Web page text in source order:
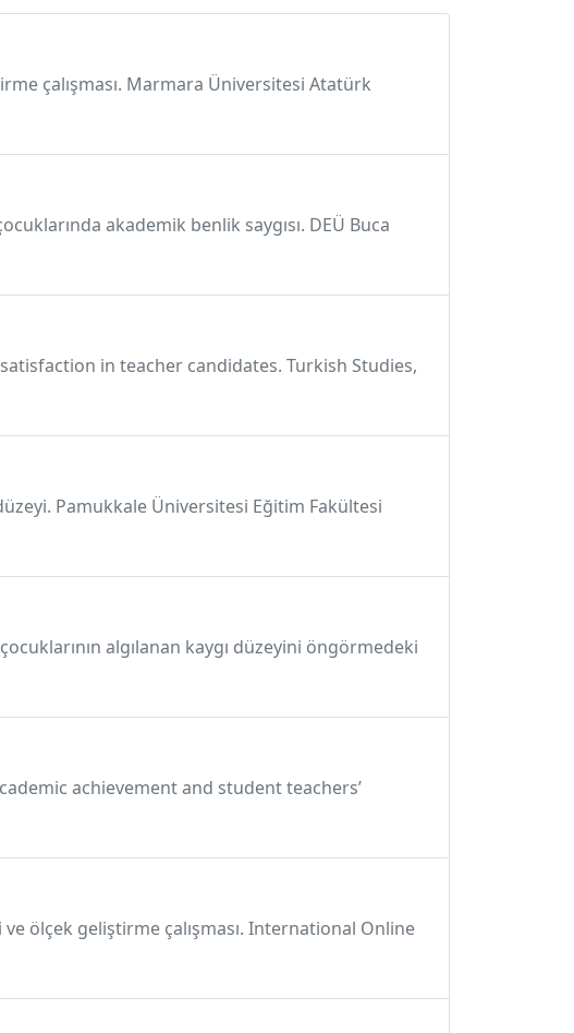
çalışması. Marmara Üniversitesi Atatürk
akademik benlik saygısı. DEÜ Buca
in teacher candidates. Turkish Studies,
Pamukkale Üniversitesi Eğitim Fakültesi
algılanan kaygı düzeyini öngörmedeki
achievement and student teachers’
ölçek geliştirme çalışması. International Online